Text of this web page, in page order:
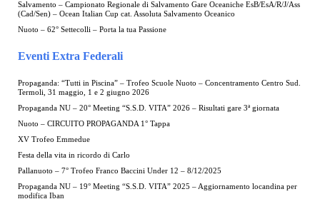
Salvamento – Campionato Regionale di Salvamento Gare Oceaniche EsB/EsA/R/J/Ass
(Cad/Sen) – Ocean Italian Cup cat. Assoluta Salvamento Oceanico
Nuoto – 62° Settecolli – Porta la tua Passione
Eventi Extra Federali
Propaganda: “Tutti in Piscina” – Trofeo Scuole Nuoto – Concentramento Centro Sud.
Termoli, 31 maggio, 1 e 2 giugno 2026
Propaganda NU – 20° Meeting “S.S.D. VITA” 2026 – Risultati gare 3ª giornata
Nuoto – CIRCUITO PROPAGANDA 1° Tappa
XV Trofeo Emmedue
Festa della vita in ricordo di Carlo
Pallanuoto – 7° Trofeo Franco Baccini Under 12 – 8/12/2025
Propaganda NU – 19° Meeting “S.S.D. VITA” 2025 – Aggiornamento locandina per
modifica Iban